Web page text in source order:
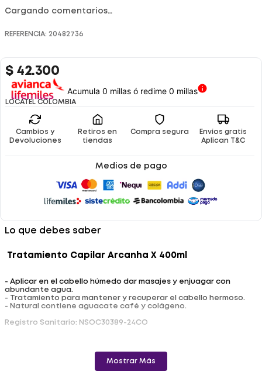
Cargando comentarios…
REFERENCIA: 20482736
$ 42.300
Acumula 0 millas ó redime 0 millas
LOCATEL COLOMBIA
Cambios y
Devoluciones
Retiros en
tiendas
Compra segura
Envíos gratis
Aplican T&C
Medios de pago
Lo que debes saber
Tratamiento Capilar Arcanha X 400ml
- Aplicar en el cabello húmedo dar masajes y enjuagar con
abundante agua.
- Tratamiento para mantener y recuperar el cabello hermoso.
- Natural contiene aguacate café y colágeno.
Registro Sanitario: NSOC30389-24CO
Mostrar Más